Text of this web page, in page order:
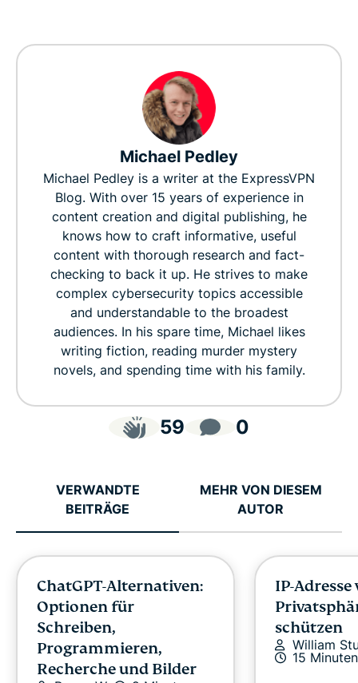
Michael Pedley
Michael Pedley is a writer at the ExpressVPN
Blog. With over 15 years of experience in
content creation and digital publishing, he
knows how to craft informative, useful
content with thorough research and fact-
checking to back it up. He strives to make
complex cybersecurity topics accessible
and understandable to the broadest
audiences. In his spare time, Michael likes
writing fiction, reading murder mystery
novels, and spending time with his family.
59 0
VERWANDTE
BEITRÄGE
MEHR VON DIESEM
AUTOR
ChatGPT-Alternativen:
Optionen für
Schreiben,
Programmieren,
Recherche und Bilder
IP-
schützen
William
15 Minuten